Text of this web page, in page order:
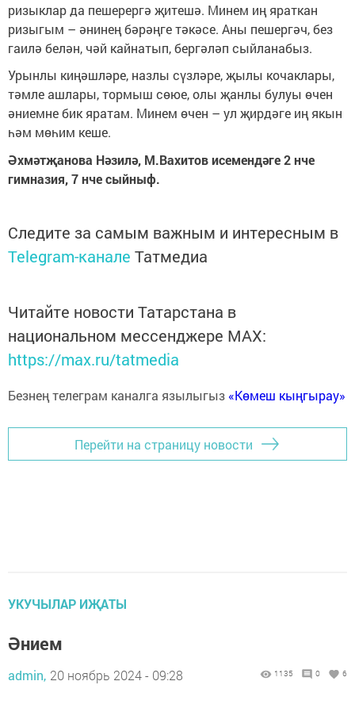
ризыклар да пешерергә җитешә. Минем иң яраткан
ризыгым – әнинең бәрәңге тәкәсе. Аны пешергәч, без
гаилә белән, чәй кайнатып, бергәләп сыйланабыз.
Урынлы киңәшләре, назлы сүзләре, җылы кочаклары,
тәмле ашлары, тормыш сөюе, олы җанлы булуы өчен
әниемне бик яратам. Минем өчен – ул җирдәге иң якын
һәм мөһим кеше.
Әхмәтҗанова Нәзилә, М.Вахитов исемендәге 2 нче
гимназия, 7 нче сыйныф.
Следите за самым важным и интересным в
Telegram-канале Татмедиа
Читайте новости Татарстана в
национальном мессенджере MАХ:
https://max.ru/tatmedia
Безнең телеграм каналга язылыгыз «Көмеш кыңгырау»
Перейти на страницу новости
УКУЧЫЛАР ИҖАТЫ
Әнием
admin, 20 ноябрь 2024 - 09:28 1135 0 6